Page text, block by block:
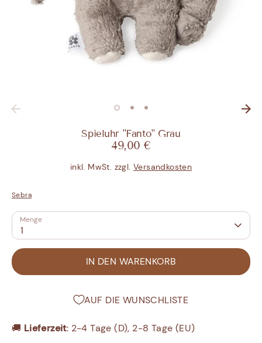
Spieluhr "Fanto" Grau
49,00 €
inkl. MwSt. zzgl. Versandkosten
Sebra
Menge
1
IN DEN WARENKORB
AUF DIE WUNSCHLISTE
🚚 Lieferzeit: 2-4 Tage (D), 2-8 Tage (EU)